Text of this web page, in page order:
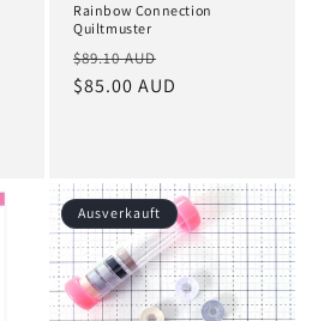
Rainbow Connection
Quiltmuster
Normaler
Preis
$89.10 AUD
$85.00 AUD
Ausverkauft